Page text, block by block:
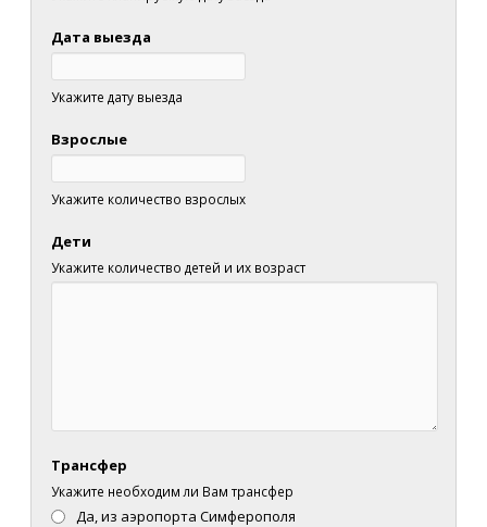
Дата выезда
Укажите дату выезда
Взрослые
Укажите количество взрослых
Дети
Укажите количество детей и их возраст
Трансфер
Укажите необходим ли Вам трансфер
Да, из аэропорта Симферополя